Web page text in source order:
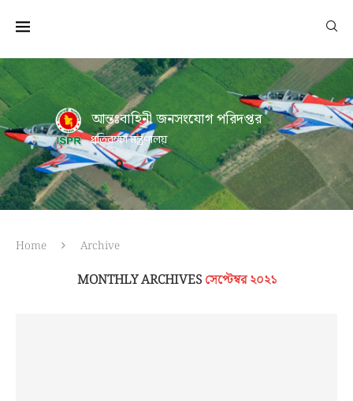
আন্তঃবাহিনী জনসংযোগ পরিদপ্তর
প্রতিরক্ষা মন্ত্রণালয়
Home Archive
MONTHLY ARCHIVES সেপ্টেম্বর ২০২১